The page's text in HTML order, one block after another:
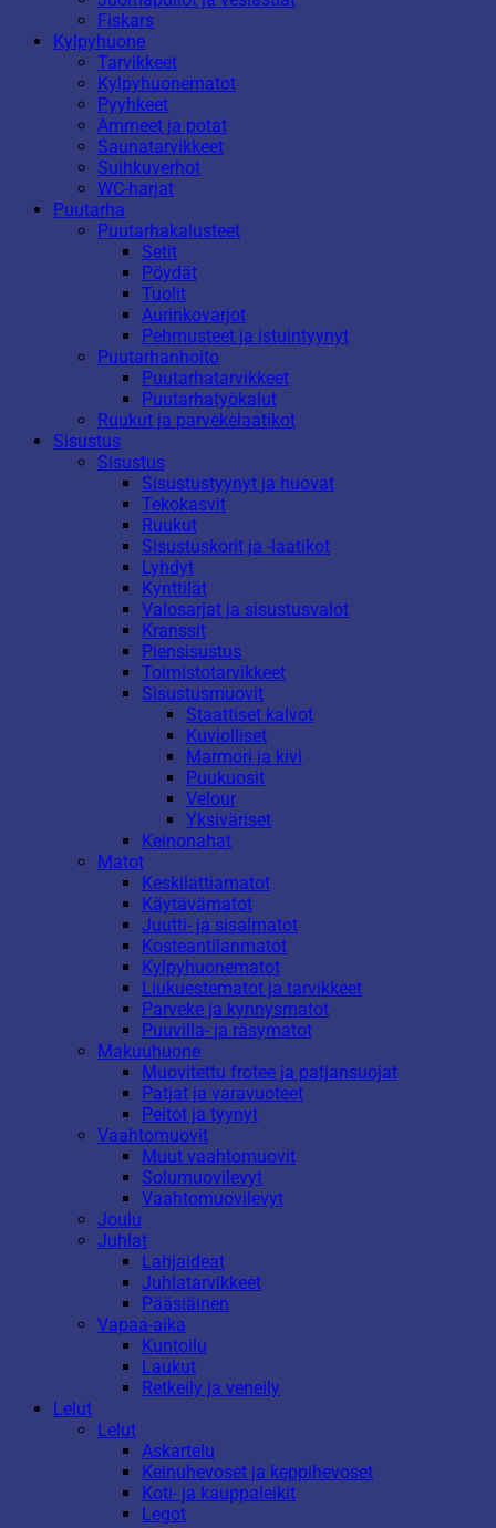
Fiskars
Kylpyhuone
Tarvikkeet
Kylpyhuonematot
Pyyhkeet
Ammeet ja potat
Saunatarvikkeet
Suihkuverhot
WC-harjat
Puutarha
Puutarhakalusteet
Setit
Pöydät
Tuolit
Aurinkovarjot
Pehmusteet ja istuintyynyt
Puutarhanhoito
Puutarhatarvikkeet
Puutarhatyökalut
Ruukut ja parvekelaatikot
Sisustus
Sisustus
Sisustustyynyt ja huovat
Tekokasvit
Ruukut
Sisustuskorit ja -laatikot
Lyhdyt
Kynttilät
Valosarjat ja sisustusvalot
Kranssit
Piensisustus
Toimistotarvikkeet
Sisustusmuovit
Staattiset kalvot
Kuviolliset
Marmori ja kivi
Puukuosit
Velour
Yksiväriset
Keinonahat
Matot
Keskilattiamatot
Käytävämatot
Juutti- ja sisalmatot
Kosteantilanmatot
Kylpyhuonematot
Liukuestematot ja tarvikkeet
Parveke ja kynnysmatot
Puuvilla- ja räsymatot
Makuuhuone
Muovitettu frotee ja patjansuojat
Patjat ja varavuoteet
Peitot ja tyynyt
Vaahtomuovit
Muut vaahtomuovit
Solumuovilevyt
Vaahtomuovilevyt
Joulu
Juhlat
Lahjaideat
Juhlatarvikkeet
Pääsiäinen
Vapaa-aika
Kuntoilu
Laukut
Retkeily ja veneily
Lelut
Lelut
Askartelu
Keinuhevoset ja keppihevoset
Koti- ja kauppaleikit
Legot